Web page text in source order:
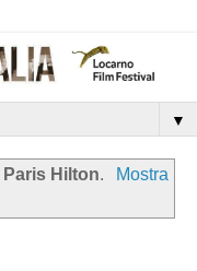
▼
Paris Hilton.
Mostra